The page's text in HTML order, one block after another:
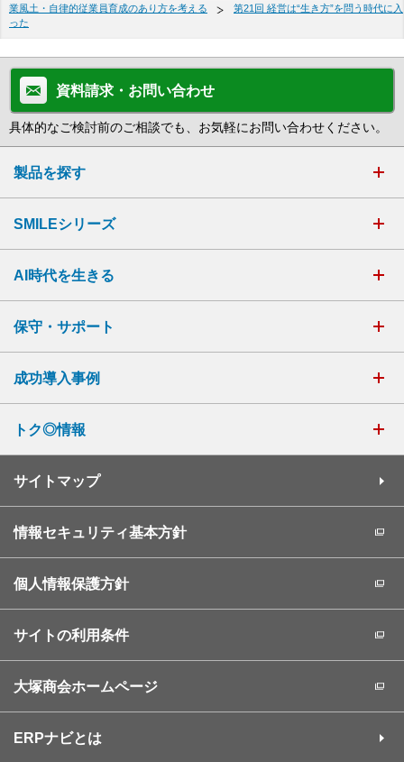
業風土・自律的従業員育成のあり方を考える
第21回 経営は“生き方”を問う時代に入
った
資料請求・お問い合わせ
具体的なご検討前のご相談でも、お気軽にお問い合わせください。
製品を探す
SMILEシリーズ
AI時代を生きる
保守・サポート
成功導入事例
トク◎情報
サイトマップ
情報セキュリティ基本方針
個人情報保護方針
サイトの利用条件
大塚商会ホームページ
ERPナビとは